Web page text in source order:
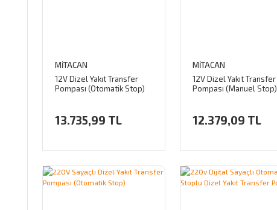
MİTACAN
12V Dizel Yakıt Transfer
Pompası (Otomatik Stop)
13.735,99 TL
MİTACAN
12V Dizel Yakıt Transfer
Pompası (Manuel Stop)
12.379,09 TL